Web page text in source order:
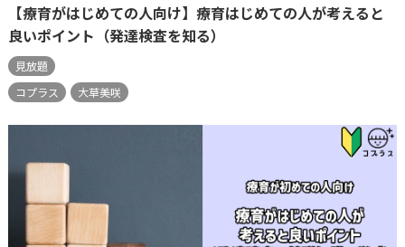
【療育がはじめての人向け】療育はじめての人が考えると
良いポイント（発達検査を知る）
見放題
コプラス
大草美咲